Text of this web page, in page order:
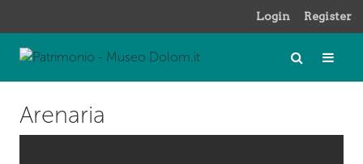
Login Register
Arenaria